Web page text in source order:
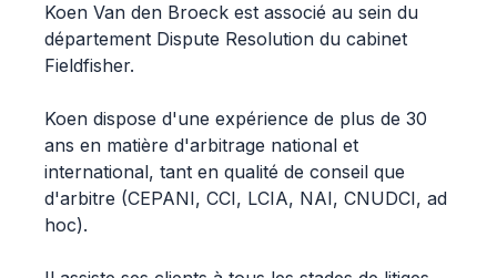
Koen Van den Broeck est associé au sein du
département Dispute Resolution du cabinet
Fieldfisher.
Koen dispose d'une expérience de plus de 30
ans en matière d'arbitrage national et
international, tant en qualité de conseil que
d'arbitre (CEPANI, CCI, LCIA, NAI, CNUDCI, ad
hoc).